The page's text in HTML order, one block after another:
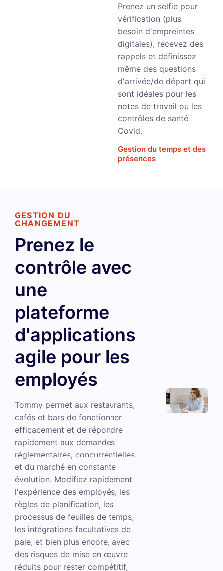
Prenez un selfie pour
vérification (plus
besoin d'empreintes
digitales), recevez des
rappels et définissez
même des questions
d'arrivée/de départ qui
sont idéales pour les
notes de travail ou les
contrôles de santé
Covid.
Gestion du temps et des
présences
GESTION DU
CHANGEMENT
Prenez le
contrôle avec
une
plateforme
d'applications
agile pour les
employés
Tommy permet aux restaurants,
cafés et bars de fonctionner
efficacement et de répondre
rapidement aux demandes
réglementaires, concurrentielles
et du marché en constante
évolution. Modifiez rapidement
l'expérience des employés, les
règles de planification, les
processus de feuilles de temps,
les intégrations facultatives de
paie, et bien plus encore, avec
des risques de mise en œuvre
réduits pour rester compétitif,